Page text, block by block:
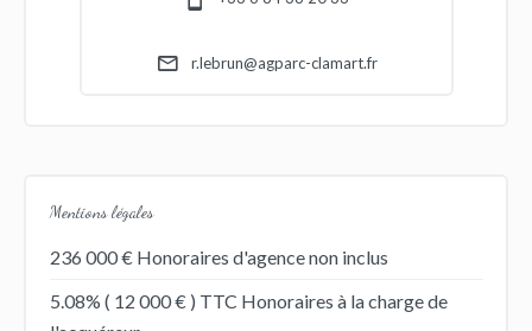
r.lebrun@agparc-clamart.fr
Mentions légales
236 000 € Honoraires d'agence non inclus
5.08% ( 12 000 € ) TTC Honoraires à la charge de